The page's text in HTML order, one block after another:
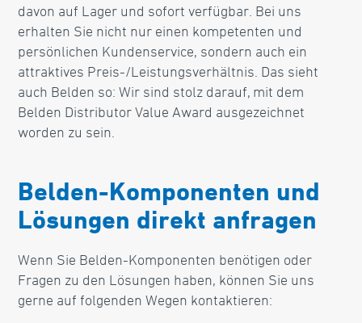
davon auf Lager und sofort verfügbar. Bei uns
erhalten Sie nicht nur einen kompetenten und
persönlichen Kundenservice, sondern auch ein
attraktives Preis-/Leistungsverhältnis. Das sieht
auch Belden so: Wir sind stolz darauf, mit dem
Belden Distributor Value Award ausgezeichnet
worden zu sein.
Belden-Komponenten und
Lösungen direkt anfragen
Wenn Sie Belden-Komponenten benötigen oder
Fragen zu den Lösungen haben, können Sie uns
gerne auf folgenden Wegen kontaktieren: